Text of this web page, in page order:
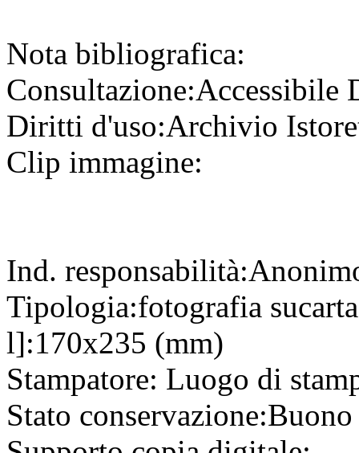
Nota bibliografica:
Consultazione:Accessibile
Diritti d'uso:Archivio
Clip immagine:
Ind. responsabilità:
Tipologia:fotografia su
l]:170x235 (mm)
Stampatore: Luogo di
Stato conservazione:Buono